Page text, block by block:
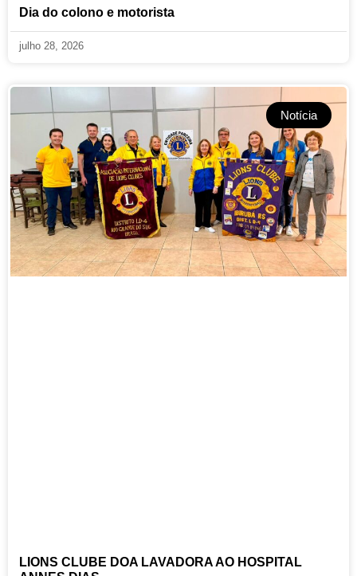
Dia do colono e motorista
julho 28, 2026
Notícia
LIONS CLUBE DOA LAVADORA AO HOSPITAL